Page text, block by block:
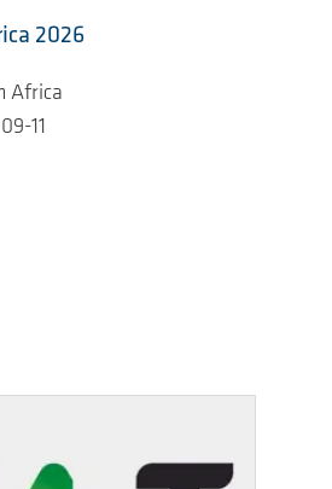
2026
Africa
11